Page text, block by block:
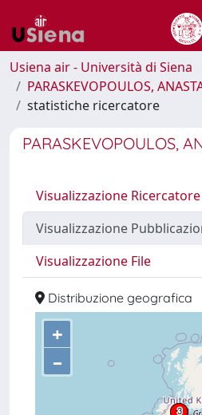
Usiena air - Università di Siena
PARASKEVOPOULOS,
statistiche ricercatore
PARASKEVOPOULOS,
Visualizzazione Ricercatore
Visualizzazione
Visualizzazione File
Distribuzione geografica
+
–